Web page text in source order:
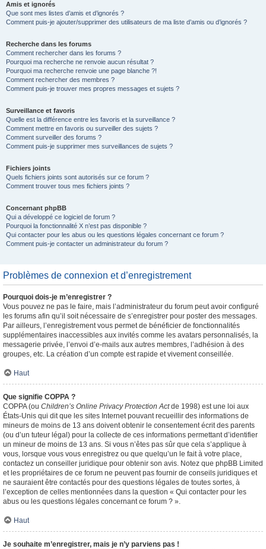
Amis et ignorés
Que sont mes listes d’amis et d’ignorés ?
Comment puis-je ajouter/supprimer des utilisateurs de ma liste d’amis ou d’ignorés ?
Recherche dans les forums
Comment rechercher dans les forums ?
Pourquoi ma recherche ne renvoie aucun résultat ?
Pourquoi ma recherche renvoie une page blanche ?!
Comment rechercher des membres ?
Comment puis-je trouver mes propres messages et sujets ?
Surveillance et favoris
Quelle est la différence entre les favoris et la surveillance ?
Comment mettre en favoris ou surveiller des sujets ?
Comment surveiller des forums ?
Comment puis-je supprimer mes surveillances de sujets ?
Fichiers joints
Quels fichiers joints sont autorisés sur ce forum ?
Comment trouver tous mes fichiers joints ?
Concernant phpBB
Qui a développé ce logiciel de forum ?
Pourquoi la fonctionnalité X n’est pas disponible ?
Qui contacter pour les abus ou les questions légales concernant ce forum ?
Comment puis-je contacter un administrateur du forum ?
Problèmes de connexion et d’enregistrement
Pourquoi dois-je m’enregistrer ?
Vous pouvez ne pas le faire, mais l’administrateur du forum peut avoir configuré
les forums afin qu’il soit nécessaire de s’enregistrer pour poster des messages.
Par ailleurs, l’enregistrement vous permet de bénéficier de fonctionnalités
supplémentaires inaccessibles aux invités comme les avatars personnalisés, la
messagerie privée, l’envoi d’e-mails aux autres membres, l’adhésion à des
groupes, etc. La création d’un compte est rapide et vivement conseillée.
Haut
Que signifie COPPA ?
COPPA (ou Children’s Online Privacy Protection Actde 1998) est une loi aux
États-Unis qui dit que les sites Internet pouvant recueillir des informations de
mineurs de moins de 13 ans doivent obtenir le consentement écrit des parents
(ou d’un tuteur légal) pour la collecte de ces informations permettant d’identifier
un mineur de moins de 13 ans. Si vous n’êtes pas sûr que cela s’applique à
vous, lorsque vous vous enregistrez ou que quelqu’un le fait à votre place,
contactez un conseiller juridique pour obtenir son avis. Notez que phpBB Limited
et les propriétaires de ce forum ne peuvent pas fournir de conseils juridiques et
ne sauraient être contactés pour des questions légales de toutes sortes, à
l’exception de celles mentionnées dans la question « Qui contacter pour les
abus ou les questions légales concernant ce forum ? ».
Haut
Je souhaite m’enregistrer, mais je n’y parviens pas !